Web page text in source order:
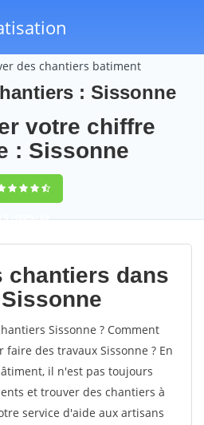
des chantiers batiment
: Sissonne
votre chiffre
: Sissonne
(100%)64
votes
chantiers dans
Sissonne ? Comment
des travaux Sissonne ? En
il n'est pas toujours
et trouver des chantiers à
service d'aide aux artisans